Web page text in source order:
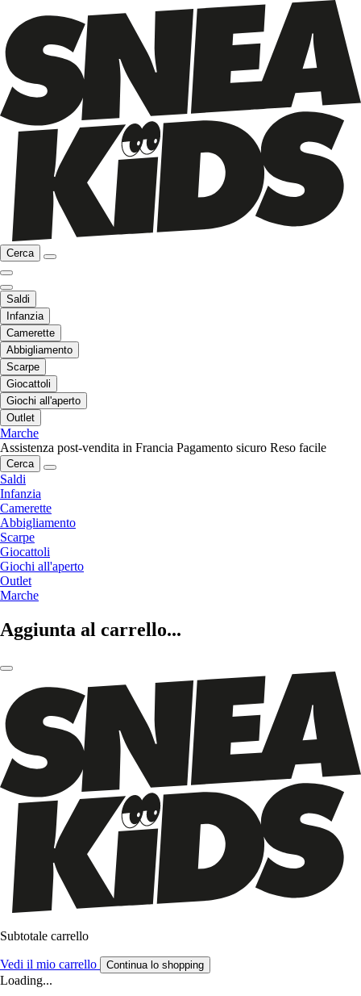
Cerca
Saldi
Infanzia
Camerette
Abbigliamento
Scarpe
Giocattoli
Giochi all'aperto
Outlet
Marche
Assistenza post-vendita in Francia Pagamento sicuro Reso facile
Cerca
Saldi
Infanzia
Camerette
Abbigliamento
Scarpe
Giocattoli
Giochi all'aperto
Outlet
Marche
Aggiunta al carrello...
Subtotale carrello
Vedi il mio carrello Continua lo shopping
Loading...